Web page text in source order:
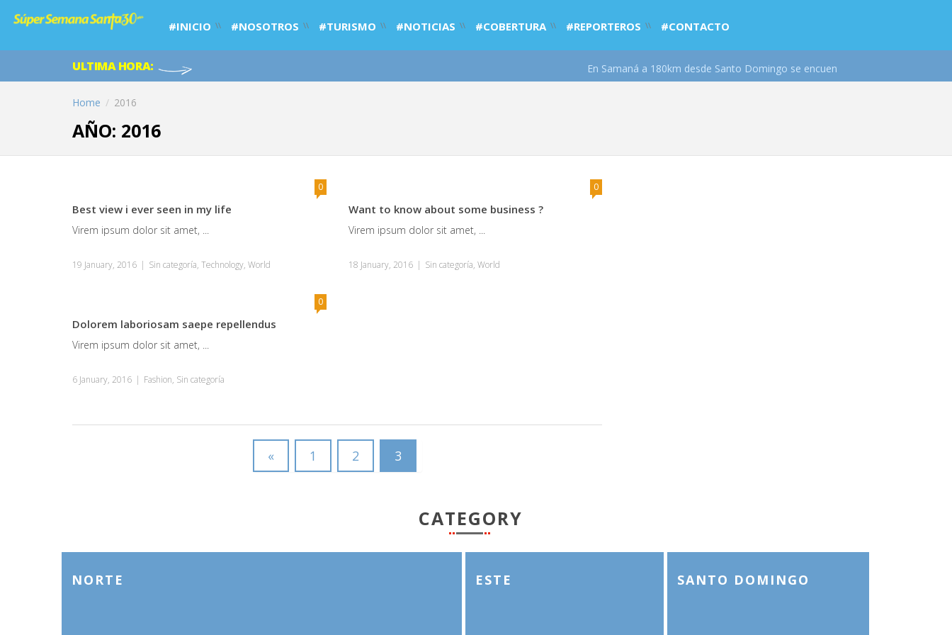
#INICIO #NOSOTROS #TURISMO #NOTICIAS #COBERTURA #REPORTEROS #CONTACTO
ULTIMA HORA: En Samaná a 180km desde Santo Domingo se encuentra el Salto el Limón, un
Home / 2016
AÑO: 2016
0
Best view i ever seen in my life
Virem ipsum dolor sit amet, ...
19 January, 2016 | Sin categoría, Technology, World
0
Want to know about some business ?
Virem ipsum dolor sit amet, ...
18 January, 2016 | Sin categoría, World
0
Dolorem laboriosam saepe repellendus
Virem ipsum dolor sit amet, ...
6 January, 2016 | Fashion, Sin categoría
« 1 2 3
CATEGORY
NORTE ESTE SANTO DOMINGO